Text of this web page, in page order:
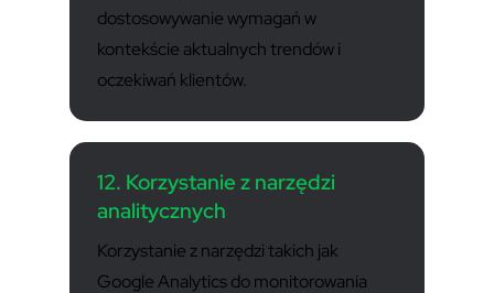
dostosowywanie wymagań w
kontekście aktualnych trendów i
oczekiwań klientów.
12. Korzystanie z narzędzi
analitycznych
Korzystanie z narzędzi takich jak
Google Analytics do monitorowania